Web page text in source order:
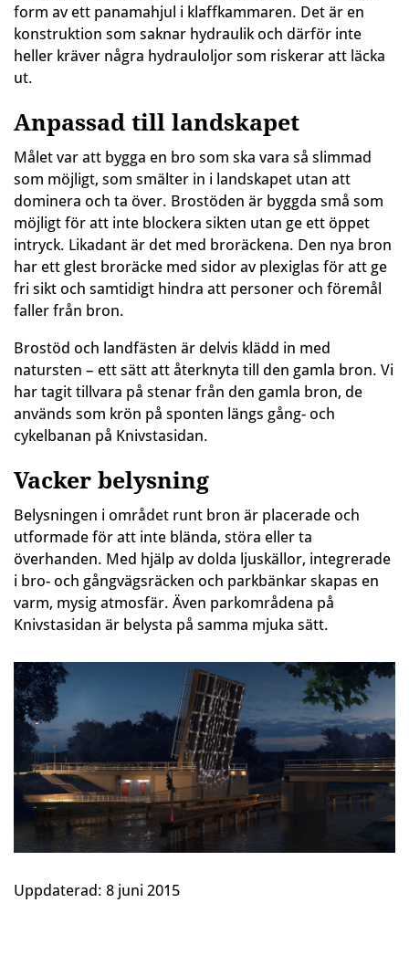
form av ett panamahjul i klaffkammaren. Det är en
konstruktion som saknar hydraulik och därför inte
heller kräver några hydrauloljor som riskerar att läcka
ut.
Anpassad till landskapet
Målet var att bygga en bro som ska vara så slimmad
som möjligt, som smälter in i landskapet utan att
dominera och ta över. Brostöden är byggda små som
möjligt för att inte blockera sikten utan ge ett öppet
intryck. Likadant är det med broräckena. Den nya bron
har ett glest broräcke med sidor av plexiglas för att ge
fri sikt och samtidigt hindra att personer och föremål
faller från bron.
Brostöd och landfästen är delvis klädd in med
natursten – ett sätt att återknyta till den gamla bron. Vi
har tagit tillvara på stenar från den gamla bron, de
används som krön på sponten längs gång- och
cykelbanan på Knivstasidan.
Vacker belysning
Belysningen i området runt bron är placerade och
utformade för att inte blända, störa eller ta
överhanden. Med hjälp av dolda ljuskällor, integrerade
i bro- och gångvägsräcken och parkbänkar skapas en
varm, mysig atmosfär. Även parkområdena på
Knivstasidan är belysta på samma mjuka sätt.
Uppdaterad: 8 juni 2015